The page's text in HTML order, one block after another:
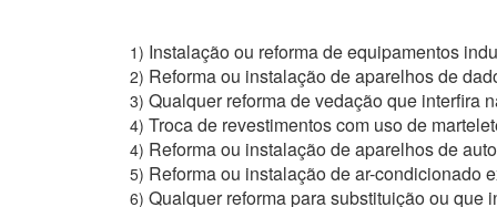
1) Instalação ou reforma de equipamentos
2) Reforma ou instalação de aparelhos de
3) Qualquer reforma de vedação que interfira
4) Troca de revestimentos com uso de
4) Reforma ou instalação de aparelhos de
5) Reforma ou instalação de ar-condicionado
6) Qualquer reforma para substituição ou que